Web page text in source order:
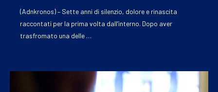
(Adnkronos) – Sette anni di silenzio, dolore e rinascita
raccontati per la prima volta dall’interno. Dopo aver
trasfromato una delle …